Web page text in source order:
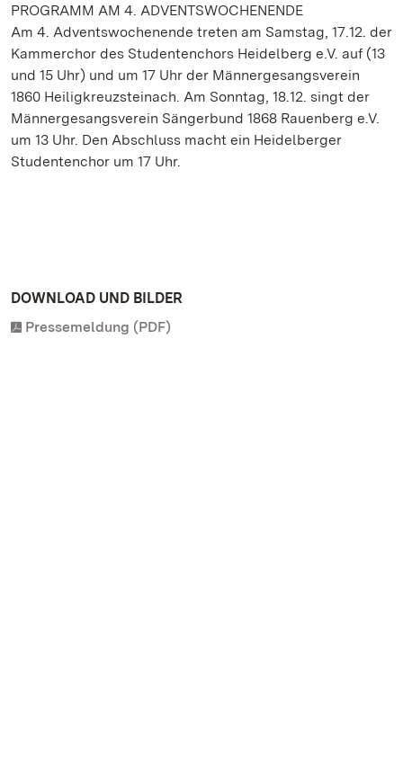
PROGRAMM AM 4. ADVENTSWOCHENENDE
Am 4. Adventswochenende treten am Samstag, 17.12. der
Kammerchor des Studentenchors Heidelberg e.V. auf (13
und 15 Uhr) und um 17 Uhr der Männergesangsverein
1860 Heiligkreuzsteinach. Am Sonntag, 18.12. singt der
Männergesangsverein Sängerbund 1868 Rauenberg e.V.
um 13 Uhr. Den Abschluss macht ein Heidelberger
Studentenchor um 17 Uhr.
DOWNLOAD UND BILDER
Pressemeldung (PDF)